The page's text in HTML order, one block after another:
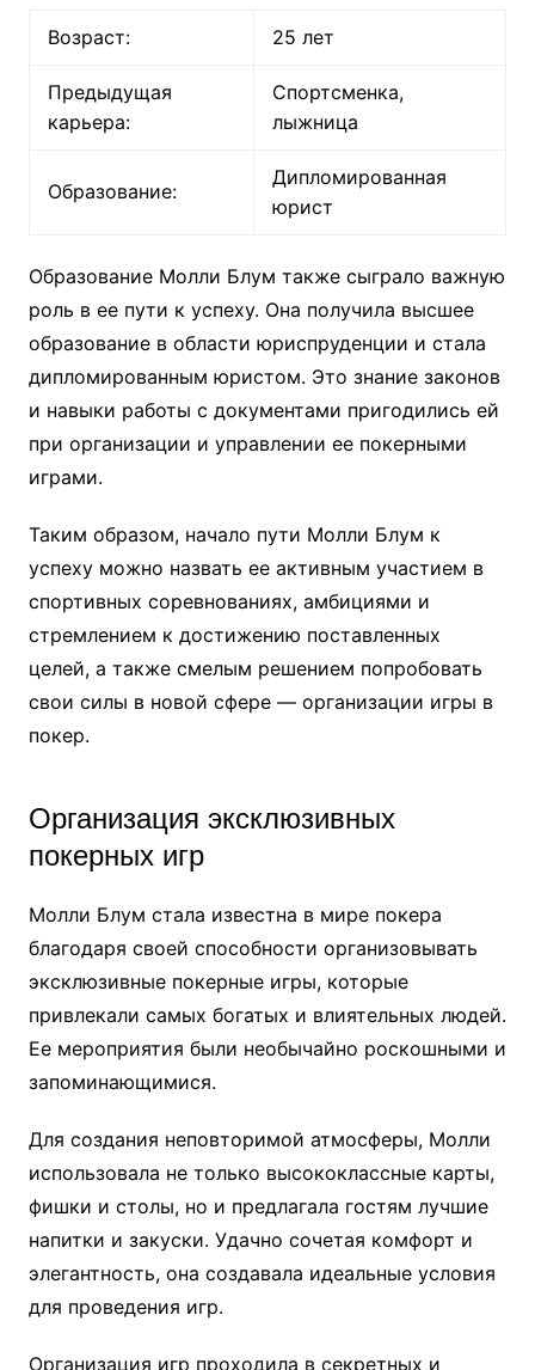
Возраст: 25 лет
Предыдущая
карьера:
Спортсменка,
лыжница
Образование:
Дипломированная
юрист
Образование Молли Блум также сыграло важную
роль в ее пути к успеху. Она получила высшее
образование в области юриспруденции и стала
дипломированным юристом. Это знание законов
и навыки работы с документами пригодились ей
при организации и управлении ее покерными
играми.
Таким образом, начало пути Молли Блум к
успеху можно назвать ее активным участием в
спортивных соревнованиях, амбициями и
стремлением к достижению поставленных
целей, а также смелым решением попробовать
свои силы в новой сфере — организации игры в
покер.
Организация эксклюзивных
покерных игр
Молли Блум стала известна в мире покера
благодаря своей способности организовывать
эксклюзивные покерные игры, которые
привлекали самых богатых и влиятельных людей.
Ее мероприятия были необычайно роскошными и
запоминающимися.
Для создания неповторимой атмосферы, Молли
использовала не только высококлассные карты,
фишки и столы, но и предлагала гостям лучшие
напитки и закуски. Удачно сочетая комфорт и
элегантность, она создавала идеальные условия
для проведения игр.
Организация игр проходила в секретных и